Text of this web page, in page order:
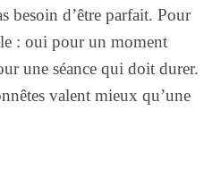
besoin d’être parfait. Pour
: oui pour un moment
une séance qui doit durer.
valent mieux qu’une